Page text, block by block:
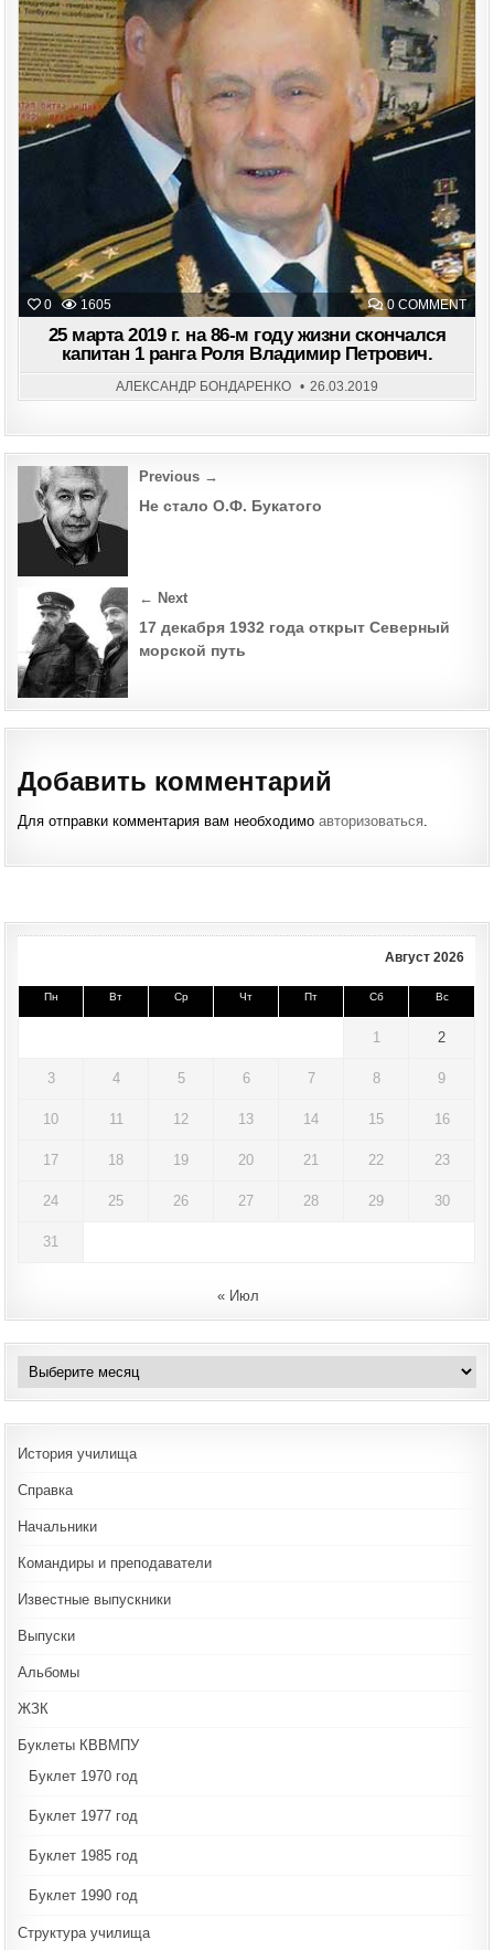
0 1605 0 COMMENTON
25
НА
М
25 марта 2019 г. на 86-м году жизни скончался
капитан 1 ранга Роля Владимир Петрович.
АЛЕКСАНДР БОНДАРЕНКО 26.03.2019
Post
navigation
Previous →
Не стало О.Ф. Букатого
← Next
17 декабря 1932 года открыт Северный
морской путь
Добавить комментарий
Для отправки комментария вам необходимоавторизоваться.
Август 2026
Пн Вт Ср Чт Пт Сб Вс
1 2
3 4 5 6 7 8 9
10 11 12 13 14 15 16
17 18 19 20 21 22 23
24 25 26 27 28 29 30
31
« Июл
Архивы
История училища
Справка
Начальники
Командиры и преподаватели
Известные выпускники
Выпуски
Альбомы
ЖЗК
Буклеты КВВМПУ
Буклет 1970 год
Буклет 1977 год
Буклет 1985 год
Буклет 1990 год
Структура училища